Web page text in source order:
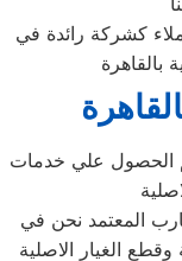
كشركة رائدة في
بالقاهرة
الحصول علي خدمات
المعتمد نحن في
الغيار الاصلية